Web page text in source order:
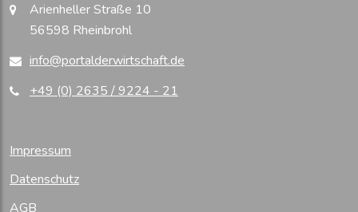
Arienheller Straße 10
56598 Rheinbrohl
info@portalderwirtschaft.de
+49 (0) 2635 / 9224 - 21
Impressum
Datenschutz
AGB